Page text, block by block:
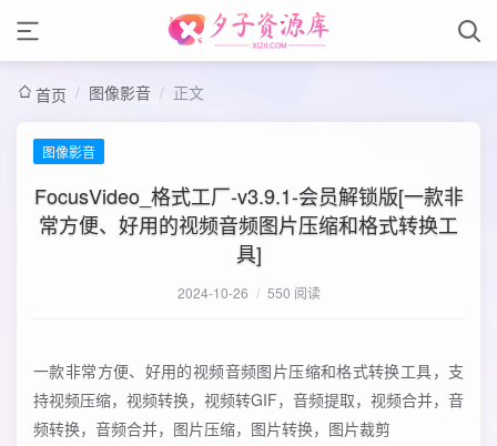
首页 / 图像影音 / 正文
图像影音
FocusVideo_格式工厂-v3.9.1-会员解锁版[一款非
常方便、好用的视频音频图片压缩和格式转换工
具]
2024-10-26 / 550 阅读
一款非常方便、好用的视频音频图片压缩和格式转换工具，支
持视频压缩，视频转换，视频转GIF，音频提取，视频合并，音
频转换，音频合并，图片压缩，图片转换，图片裁剪